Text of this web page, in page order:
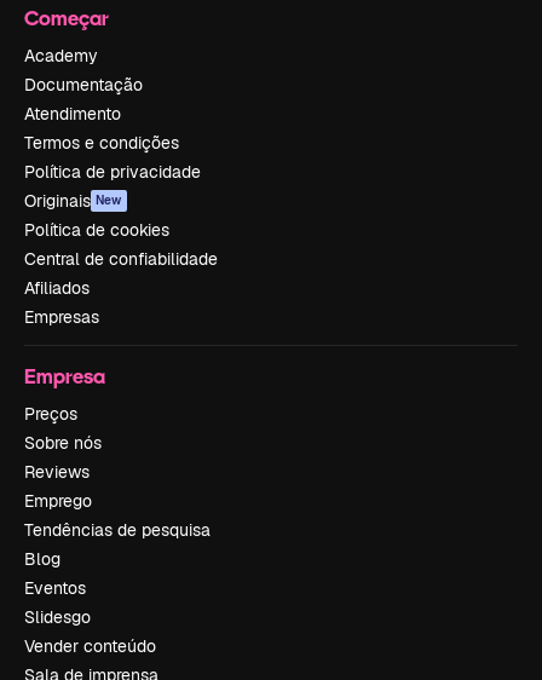
Começar
Academy
Documentação
Atendimento
Termos e condições
Política de privacidade
Originais New
Política de cookies
Central de confiabilidade
Afiliados
Empresas
Empresa
Preços
Sobre nós
Reviews
Emprego
Tendências de pesquisa
Blog
Eventos
Slidesgo
Vender conteúdo
Sala de imprensa